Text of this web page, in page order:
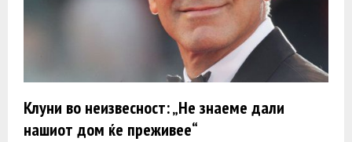
Клуни во неизвесност: „Не знаеме дали
нашиот дом ќе преживее“